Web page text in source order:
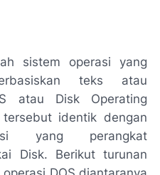
sistem operasi yang
teks atau
atau Disk Operating
identik dengan
yang perangkat
Disk. Berikut turunan